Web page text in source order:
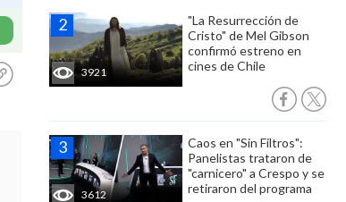
3921
"La Resurrección de
Cristo" de Mel Gibson
confirmó estreno en
cines de Chile
3612
Caos en "Sin Filtros":
Panelistas trataron de
"carnicero" a Crespo y se
retiraron del programa